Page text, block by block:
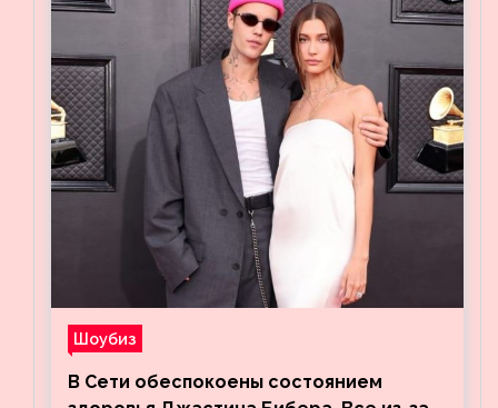
Шоубиз
В Сети обеспокоены состоянием